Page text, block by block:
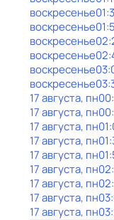
воскресенье
воскресенье
воскресенье
воскресенье
воскресенье
воскресенье
17 августа, пн
17 августа, пн
17 августа, пн
17 августа, пн
17 августа, пн
17 августа, пн
17 августа, пн
17 августа, пн
17 августа, пн